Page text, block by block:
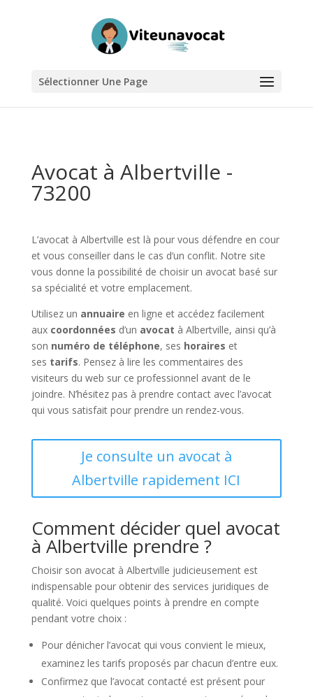
Sélectionner Une Page
Avocat à Albertville -
73200
L’avocat à Albertville est là pour vous défendre en cour
et vous conseiller dans le cas d’un conflit. Notre site
vous donne la possibilité de choisir un avocat basé sur
sa spécialité et votre emplacement.
Utilisez un annuaire en ligne et accédez facilement
aux coordonnées d’un avocat à Albertville, ainsi qu’à
son numéro de téléphone, ses horaires et
ses tarifs. Pensez à lire les commentaires des
visiteurs du web sur ce professionnel avant de le
joindre. N’hésitez pas à prendre contact avec l’avocat
qui vous satisfait pour prendre un rendez-vous.
Je consulte un avocat à
Albertville rapidement ICI
Comment décider quel avocat
à Albertville prendre ?
Choisir son avocat à Albertville judicieusement est
indispensable pour obtenir des services juridiques de
qualité. Voici quelques points à prendre en compte
pendant votre choix :
Pour dénicher l’avocat qui vous convient le mieux,
examinez les tarifs proposés par chacun d’entre eux.
Confirmez que l’avocat contacté est présent pour